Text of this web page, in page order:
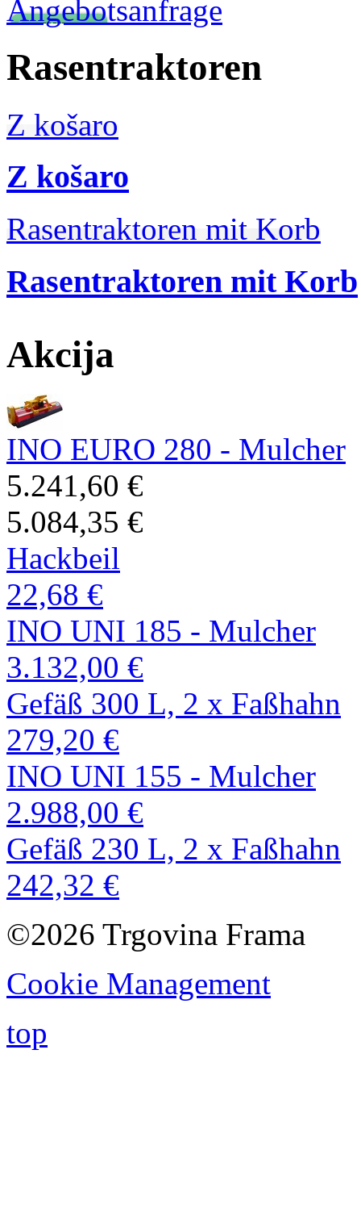
Angebotsanfrage
Rasentraktoren
Z košaro
Z košaro
Rasentraktoren mit Korb
Rasentraktoren mit Korb
Akcija
INO EURO 280 - Mulcher
5.241,60 €
5.084,35 €
Hackbeil
22,68 €
INO UNI 185 - Mulcher
3.132,00 €
Gefäß 300 L, 2 x Faßhahn
279,20 €
INO UNI 155 - Mulcher
2.988,00 €
Gefäß 230 L, 2 x Faßhahn
242,32 €
©2026 Trgovina Frama
Cookie Management
top